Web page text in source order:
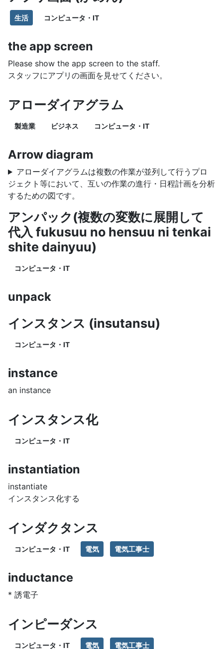
生活 コンピュータ・IT
the app screen
Please show the app screen to the staff.
スタッフにアプリの画面を見せてください。
アローダイアグラム
製造業 ビジネス コンピュータ・IT
Arrow diagram
アローダイアグラムは複数の作業が並列して行うプロ
ジェクト等において、互いの作業の進行・日程計画を分析
するための図です。
アンパック(複数の変数に展開して
代入 fukusuu no hensuu ni tenkai
shite dainyuu)
コンピュータ・IT
unpack
インスタンス (insutansu)
コンピュータ・IT
instance
an instance
インスタンス化
コンピュータ・IT
instantiation
instantiate
インスタンス化する
インダクタンス
コンピュータ・IT 電気 電気工事士
inductance
* 誘電子
インピーダンス
コンピュータ・IT 電気 電気工事士